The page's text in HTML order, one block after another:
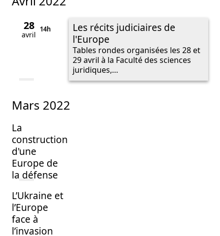
28
avril
14h
Les récits judiciaires de
l'Europe
Tables rondes organisées les 28 et
29 avril à la Faculté des sciences
juridiques,…
mars 2022
La
construction
d'une
Europe de
la défense
L’Ukraine et
l’Europe
face à
l’invasion